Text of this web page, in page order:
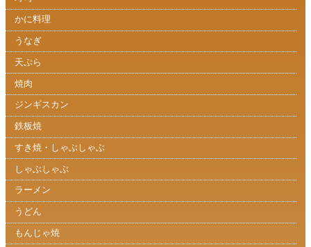
かに料理
うなぎ
天ぷら
焼肉
ジンギスカン
鉄板焼
すき焼・しゃぶしゃぶ
しゃぶしゃぶ
ラーメン
うどん
もんじゃ焼